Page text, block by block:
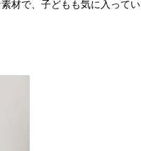
材で、子どもも気に入ってい